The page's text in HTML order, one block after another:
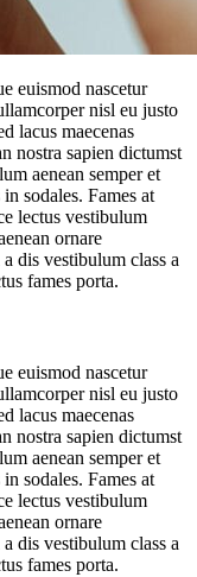
euismod nascetur
nisl eu justo
lacus maecenas
nostra sapien dictumst
aenean semper et
sodales. Fames at
lectus vestibulum
ornare
dis vestibulum class a
fames porta.
euismod nascetur
nisl eu justo
lacus maecenas
nostra sapien dictumst
aenean semper et
sodales. Fames at
lectus vestibulum
ornare
dis vestibulum class a
fames porta.